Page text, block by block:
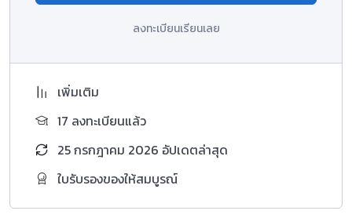
ลงทะเบียนเรียนเลย
เพิ่มเติม
17 ลงทะเบียนแล้ว
25 กรกฎาคม 2026 อัปเดตล่าสุด
ใบรับรองของให้สมบูรณ์